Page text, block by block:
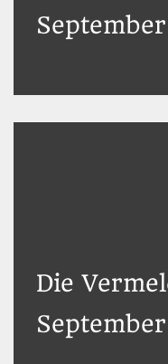
September
Die
September